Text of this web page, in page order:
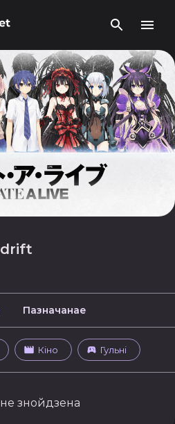
Пазначанае
Кіно Гульні
не знойдзена